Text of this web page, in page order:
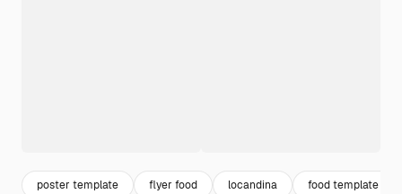
poster template flyer food locandina food template